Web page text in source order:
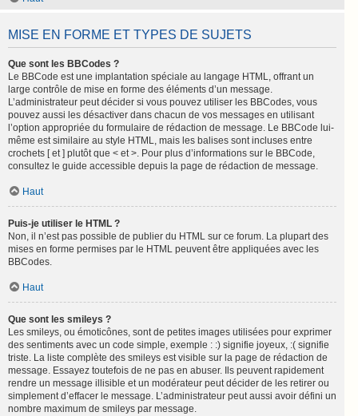
MISE EN FORME ET TYPES DE SUJETS
Que sont les BBCodes ?
Le BBCode est une implantation spéciale au langage HTML, offrant un
large contrôle de mise en forme des éléments d’un message.
L’administrateur peut décider si vous pouvez utiliser les BBCodes, vous
pouvez aussi les désactiver dans chacun de vos messages en utilisant
l’option appropriée du formulaire de rédaction de message. Le BBCode lui-
même est similaire au style HTML, mais les balises sont incluses entre
crochets [ et ] plutôt que < et >. Pour plus d’informations sur le BBCode,
consultez le guide accessible depuis la page de rédaction de message.
Haut
Puis-je utiliser le HTML ?
Non, il n’est pas possible de publier du HTML sur ce forum. La plupart des
mises en forme permises par le HTML peuvent être appliquées avec les
BBCodes.
Haut
Que sont les smileys ?
Les smileys, ou émoticônes, sont de petites images utilisées pour exprimer
des sentiments avec un code simple, exemple : :) signifie joyeux, :( signifie
triste. La liste complète des smileys est visible sur la page de rédaction de
message. Essayez toutefois de ne pas en abuser. Ils peuvent rapidement
rendre un message illisible et un modérateur peut décider de les retirer ou
simplement d’effacer le message. L’administrateur peut aussi avoir défini un
nombre maximum de smileys par message.